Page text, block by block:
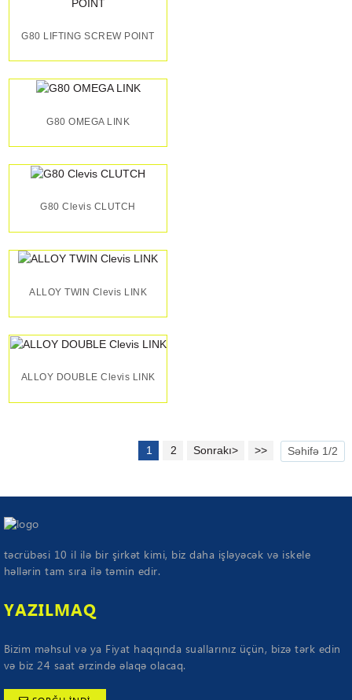
G80 LIFTING SCREW POINT
G80 OMEGA LINK
G80 Clevis CLUTCH
ALLOY TWIN Clevis LINK
ALLOY DOUBLE Clevis LINK
1 2 Sonrakı> >> Səhifə 1/2
təcrübəsi 10 il ilə bir şirkət kimi, biz daha işləyəcək və iskele
həllərin tam sıra ilə təmin edir.
YAZILMAQ
Bizim məhsul və ya Fiyat haqqında suallarınız üçün, bizə tərk edin
və biz 24 saat ərzində əlaqə olacaq.